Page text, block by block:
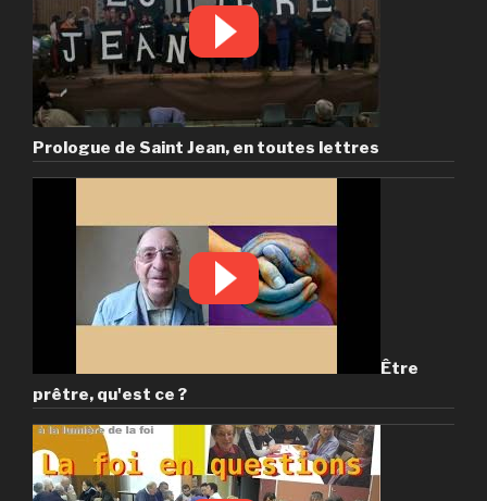
Prologue de Saint Jean, en toutes lettres
Être
prêtre, qu'est ce ?